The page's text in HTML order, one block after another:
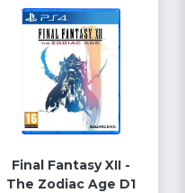
Final Fantasy XII -
The Zodiac Age D1